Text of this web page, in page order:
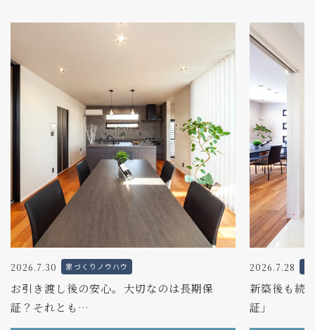
2026.7.30 家づくりノウハウ
お引き渡し後の安心。大切なのは長期保
証？それとも…
2026.7.28
新築後も続
証」